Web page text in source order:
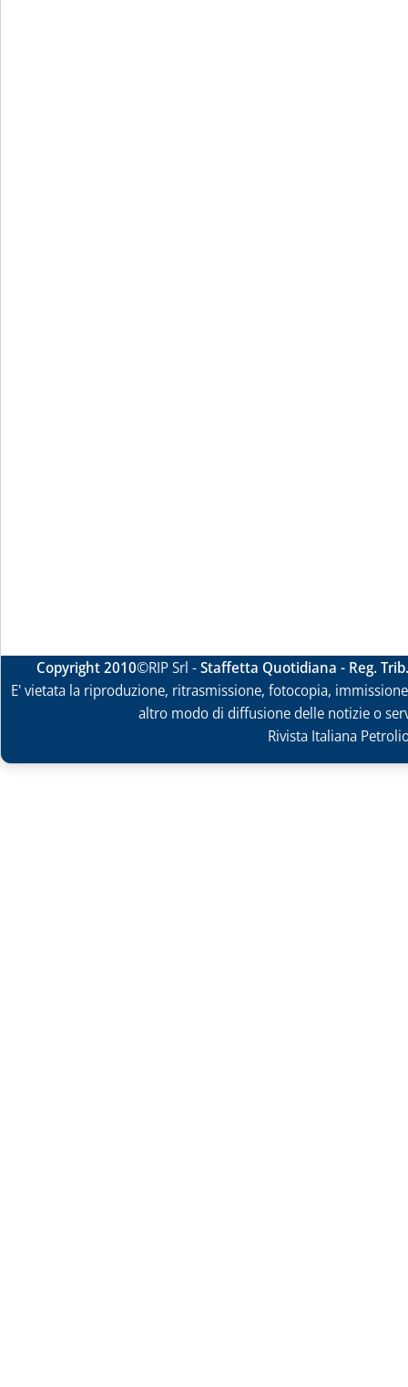
Copyright 2010©RIP Srl -Staffetta Quotidiana - Reg.
E' vietata la riproduzione, ritrasmissione, fotocopia,
altro modo di diffusione delle notizie o
Rivista Italiana